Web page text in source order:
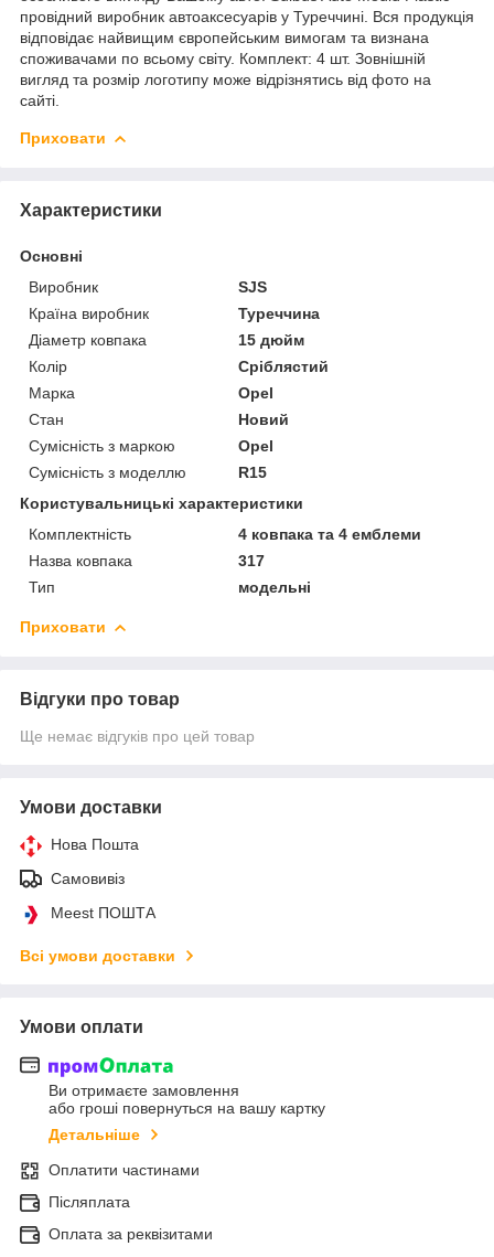
провідний виробник автоаксесуарів у Туреччині. Вся продукція
відповідає найвищим європейським вимогам та визнана
споживачами по всьому світу. Комплект: 4 шт. Зовнішній
вигляд та розмір логотипу може відрізнятись від фото на
сайті.
Приховати
Характеристики
Основні
Виробник
SJS
Країна виробник
Туреччина
Діаметр ковпака
15 дюйм
Колір
Сріблястий
Марка
Opel
Стан
Новий
Сумісність з маркою
Opel
Сумісність з моделлю
R15
Користувальницькі характеристики
Комплектність
4 ковпака та 4 емблеми
Назва ковпака
317
Тип
модельні
Приховати
Відгуки про товар
Ще немає відгуків про цей товар
Умови доставки
Нова Пошта
Самовивіз
Meest ПОШТА
Всі умови доставки
Умови оплати
Ви отримаєте замовлення
або гроші повернуться на вашу картку
Детальніше
Оплатити частинами
Післяплата
Оплата за реквізитами